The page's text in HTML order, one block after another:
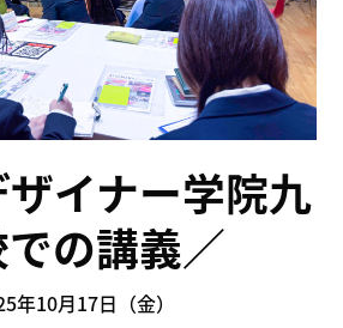
イナー学院九
の講義／
年10月17日（金）